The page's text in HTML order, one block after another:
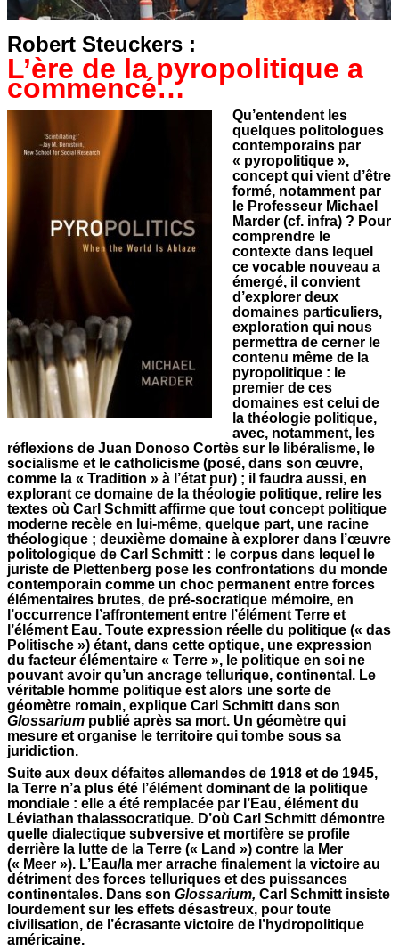
Robert Steuckers :
L’ère de la pyropolitique a
commencé…
Qu’entendent les
quelques politologues
contemporains par
« pyropolitique »,
concept qui vient d’être
formé, notamment par
le Professeur Michael
Marder (cf. infra) ? Pour
comprendre le
contexte dans lequel
ce vocable nouveau a
émergé, il convient
d’explorer deux
domaines particuliers,
exploration qui nous
permettra de cerner le
contenu même de la
pyropolitique : le
premier de ces
domaines est celui de
la théologie politique,
avec, notamment, les
réflexions de Juan Donoso Cortès sur le libéralisme, le
socialisme et le catholicisme (posé, dans son œuvre,
comme la « Tradition » à l’état pur) ; il faudra aussi, en
explorant ce domaine de la théologie politique, relire les
textes où Carl Schmitt affirme que tout concept politique
moderne recèle en lui-même, quelque part, une racine
théologique ; deuxième domaine à explorer dans l’œuvre
politologique de Carl Schmitt : le corpus dans lequel le
juriste de Plettenberg pose les confrontations du monde
contemporain comme un choc permanent entre forces
élémentaires brutes, de pré-socratique mémoire, en
l’occurrence l’affrontement entre l’élément Terre et
l’élément Eau. Toute expression réelle du politique (« das
Politische ») étant, dans cette optique, une expression
du facteur élémentaire « Terre », le politique en soi ne
pouvant avoir qu’un ancrage tellurique, continental. Le
véritable homme politique est alors une sorte de
géomètre romain, explique Carl Schmitt dans son
Glossarium publié après sa mort. Un géomètre qui
mesure et organise le territoire qui tombe sous sa
juridiction.
Suite aux deux défaites allemandes de 1918 et de 1945,
la Terre n’a plus été l’élément dominant de la politique
mondiale : elle a été remplacée par l’Eau, élément du
Léviathan thalassocratique. D’où Carl Schmitt démontre
quelle dialectique subversive et mortifère se profile
derrière la lutte de la Terre (« Land ») contre la Mer
(« Meer »). L’Eau/la mer arrache finalement la victoire au
détriment des forces telluriques et des puissances
continentales. Dans sonGlossarium, Carl Schmitt insiste
lourdement sur les effets désastreux, pour toute
civilisation, de l’écrasante victoire de l’hydropolitique
américaine.